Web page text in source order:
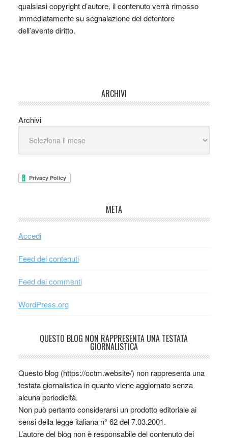
qualsiasi copyright d’autore, il contenuto verrà rimosso
immediatamente su segnalazione del detentore
dell’avente diritto.
ARCHIVI
Archivi
META
Accedi
Feed dei contenuti
Feed dei commenti
WordPress.org
QUESTO BLOG NON RAPPRESENTA UNA TESTATA
GIORNALISTICA
Questo blog (https://cctm.website/) non rappresenta una
testata giornalistica in quanto viene aggiornato senza
alcuna periodicità.
Non può pertanto considerarsi un prodotto editoriale ai
sensi della legge italiana n° 62 del 7.03.2001.
L’autore del blog non è responsabile del contenuto dei